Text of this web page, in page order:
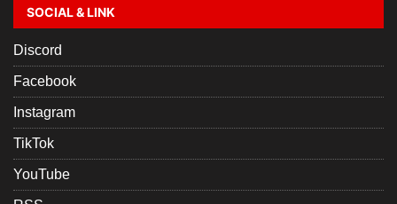
SOCIAL & LINK
Discord
Facebook
Instagram
TikTok
YouTube